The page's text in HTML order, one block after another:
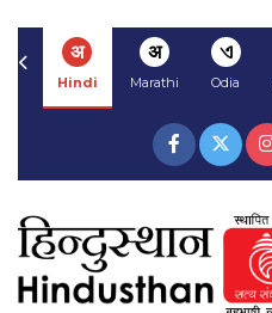
अ
Hindi
अ
Marathi
ଏ
Odia